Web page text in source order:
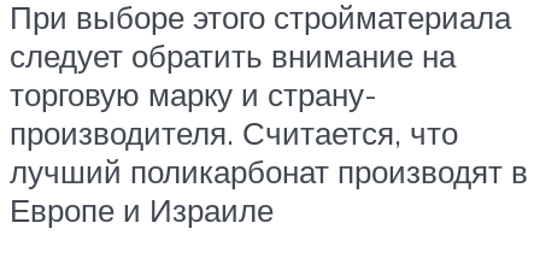
При выборе этого стройматериала
следует обратить внимание на
торговую марку и страну-
производителя. Считается, что
лучший поликарбонат производят в
Европе и Израиле